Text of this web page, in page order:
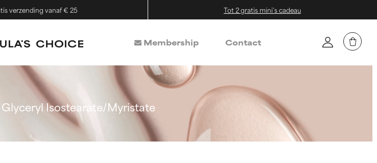
verzending vanaf € 25 Tot 2 gratis mini's cadeau
Membership Contact
Glyceryl Isostearate/Myristate